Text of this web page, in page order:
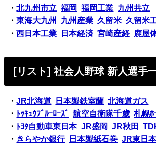
・北九州市立 福岡 福岡工業 九州共立
・東海大九州 九州産業 久留米 久留米
・西日本工業 日本経済 宮崎産経 鹿屋
[リスト] 社会人野球 新人選手
・JR北海道 日本製鉄室蘭 北海道ガス
・ ﾄｯｷｭｳﾌﾞﾙｰﾛｰｽﾞ 航空自衛隊千歳 札幌ﾎ
・ ﾄﾖﾀ自動車東日本 JR盛岡 JR秋田
・ きらやか銀行 日本製紙石巻 JR東日